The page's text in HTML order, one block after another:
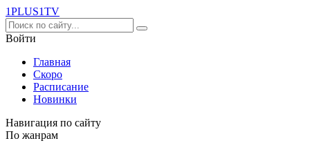
1PLUS1TV
Войти
Главная
Скоро
Расписание
Новинки
Навигация по сайту
По жанрам